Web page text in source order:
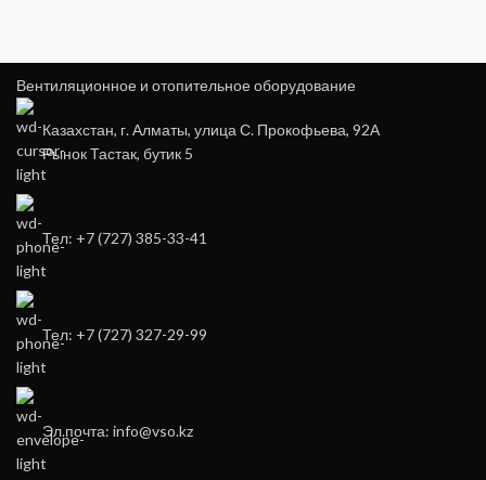
Вентиляционное и отопительное оборудование
Казахстан, г. Алматы, улица С. Прокофьева, 92А
Рынок Тастак, бутик 5
Тел: +7 (727) 385-33-41
Тел: +7 (727) 327-29-99
Эл.почта: info@vso.kz